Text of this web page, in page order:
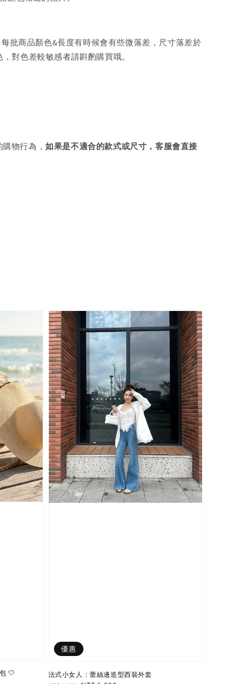
批商品顏色&長度有時候會有些微落差，尺寸落差於
對色差較敏感者請斟酌購買哦。
購物行為，如果是不適合的款式或尺寸，客服會直接
🤍
優惠
法式小女人：蕾絲邊造型西裝外套